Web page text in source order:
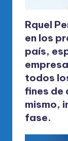
Rquel
en los
país,
todos
fines de
mismo,
fase.